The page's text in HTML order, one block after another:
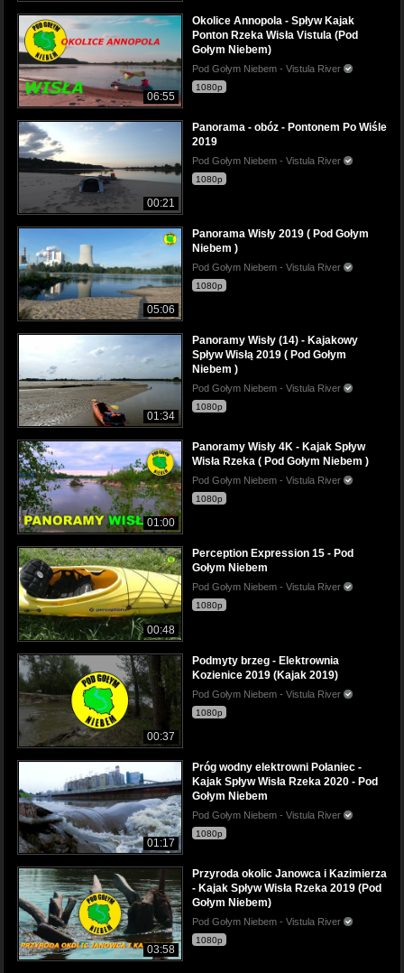
06:55
Okolice Annopola - Spływ Kajak
Ponton Rzeka Wisła Vistula (Pod
Gołym Niebem)
Pod Gołym Niebem - Vistula River
1080p
00:21
Panorama - obóz - Pontonem Po Wiśle
2019
Pod Gołym Niebem - Vistula River
1080p
05:06
Panorama Wisły 2019 ( Pod Gołym
Niebem )
Pod Gołym Niebem - Vistula River
1080p
01:34
Panoramy Wisły (14) - Kajakowy
Spływ Wisłą 2019 ( Pod Gołym
Niebem )
Pod Gołym Niebem - Vistula River
1080p
01:00
Panoramy Wisły 4K - Kajak Spływ
Wisła Rzeka ( Pod Gołym Niebem )
Pod Gołym Niebem - Vistula River
1080p
00:48
Perception Expression 15 - Pod
Gołym Niebem
Pod Gołym Niebem - Vistula River
1080p
00:37
Podmyty brzeg - Elektrownia
Kozienice 2019 (Kajak 2019)
Pod Gołym Niebem - Vistula River
1080p
01:17
Próg wodny elektrowni Połaniec -
Kajak Spływ Wisła Rzeka 2020 - Pod
Gołym Niebem
Pod Gołym Niebem - Vistula River
1080p
03:58
Przyroda okolic Janowca i Kazimierza
- Kajak Spływ Wisła Rzeka 2019 (Pod
Gołym Niebem)
Pod Gołym Niebem - Vistula River
1080p